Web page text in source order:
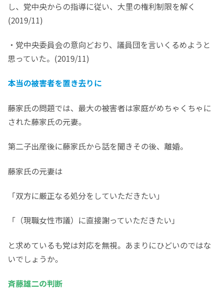
し、党中央からの指導に従い、大里の権利制限を解く
(2019/11)
・党中央委員会の意向どおり、議員団を言いくるめようと
思っていた。(2019/11)
本当の被害者を置き去りに
藤家氏の問題では、最大の被害者は家庭がめちゃくちゃに
された藤家氏の元妻。
第二子出産後に藤家氏から話を聞きその後、離婚。
藤家氏の元妻は
「双方に厳正なる処分をしていただきたい」
「（現職女性市議）に直接謝っていただきたい」
と求めているも党は対応を無視。あまりにひどいのではな
いでしょうか。
斉藤雄二の判断